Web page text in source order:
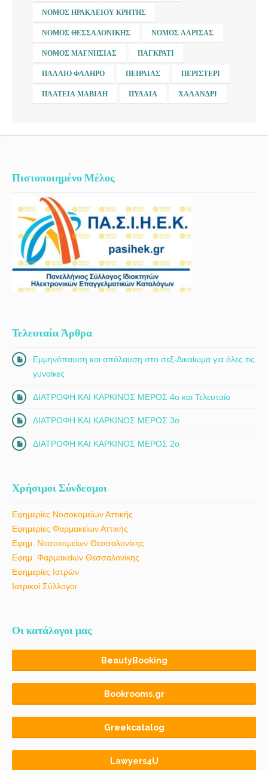
ΝΟΜΌΣ ΗΡΑΚΛΕΊΟΥ ΚΡΉΤΗΣ
ΝΟΜΌΣ ΘΕΣΣΑΛΟΝΊΚΗΣ ΝΟΜΌΣ ΛΆΡΙΣΑΣ
ΝΟΜΌΣ ΜΑΓΝΗΣΊΑΣ ΠΑΓΚΡΆΤΙ
ΠΑΛΑΙΌ ΦΆΛΗΡΟ ΠΕΙΡΑΙΆΣ ΠΕΡΙΣΤΈΡΙ
ΠΛΑΤΕΊΑ ΜΑΒΊΛΗ ΠΥΛΑΊΑ ΧΑΛΆΝΔΡΙ
Πιστοποιημένο Μέλος
Τελευταία Άρθρα
Εμμηνόπαυση και απόλαυση στο σεξ-Δικαίωμα για όλες τις
γυναίκες
ΔΙΑΤΡΟΦΗ ΚΑΙ ΚΑΡΚΙΝΟΣ ΜΕΡΟΣ 4ο και Τελευταίο
ΔΙΑΤΡΟΦΗ ΚΑΙ ΚΑΡΚΙΝΟΣ ΜΕΡΟΣ 3ο
ΔΙΑΤΡΟΦΗ ΚΑΙ ΚΑΡΚΙΝΟΣ ΜΕΡΟΣ 2ο
Χρήσιμοι Σύνδεσμοι
Εφημερίες Νοσοκομείων Αττικής
Εφημερίες Φαρμακείων Αττικής
Εφημ. Νοσοκομείων Θεσσαλονίκης
Εφημ. Φαρμακείων Θεσσαλονίκης
Εφημερίες Ιατρών
Ιατρικοί Σύλλογοι
Οι κατάλογοι μας
BeautyBooking
Bookrooms.gr
Greekcatalog
Lawyers4U